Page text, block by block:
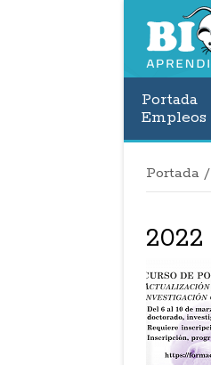
Portada
Empleos
Portada /
2022